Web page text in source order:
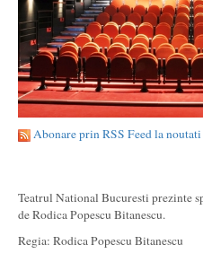
Abonare prin RSS Feed la noutati
Teatrul National Bucuresti prezinte
de Rodica Popescu Bitanescu.
Regia: Rodica Popescu Bitanescu